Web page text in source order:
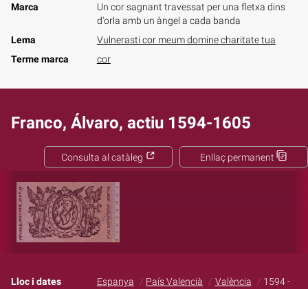
Marca
Un cor sagnant travessat per una fletxa dins
d'orla amb un àngel a cada banda
Lema
Vulnerasti cor meum domine charitate tua
Terme marca
cor
Franco, Álvaro, actiu 1594-1605
Enllaç permanent
Consulta al catàleg
Lloc i dates
Espanya País Valencià València
1594 -